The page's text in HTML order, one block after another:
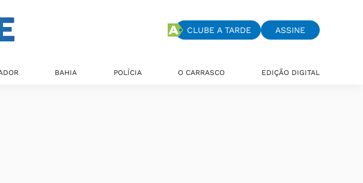
CLUBE A TARDE ASSINE
BAHIA POLÍCIA O CARRASCO EDIÇÃO DIGITAL